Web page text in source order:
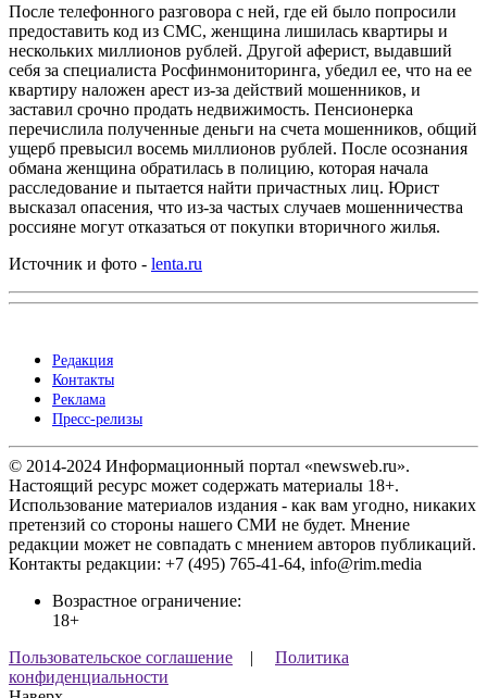
После телефонного разговора с ней, где ей было попросили
предоставить код из СМС, женщина лишилась квартиры и
нескольких миллионов рублей. Другой аферист, выдавший
себя за специалиста Росфинмониторинга, убедил ее, что на ее
квартиру наложен арест из-за действий мошенников, и
заставил срочно продать недвижимость. Пенсионерка
перечислила полученные деньги на счета мошенников, общий
ущерб превысил восемь миллионов рублей. После осознания
обмана женщина обратилась в полицию, которая начала
расследование и пытается найти причастных лиц. Юрист
высказал опасения, что из-за частых случаев мошенничества
россияне могут отказаться от покупки вторичного жилья.
Источник и фото - lenta.ru
Редакция
Контакты
Реклама
Пресс-релизы
© 2014-2024 Информационный портал «newsweb.ru».
Настоящий ресурс может содержать материалы 18+.
Использование материалов издания - как вам угодно, никаких
претензий со стороны нашего СМИ не будет. Мнение
редакции может не совпадать с мнением авторов публикаций.
Контакты редакции: +7 (495) 765-41-64, info@rim.media
Возрастное ограничение:
18+
Пользовательское соглашение | Политика
конфиденциальности